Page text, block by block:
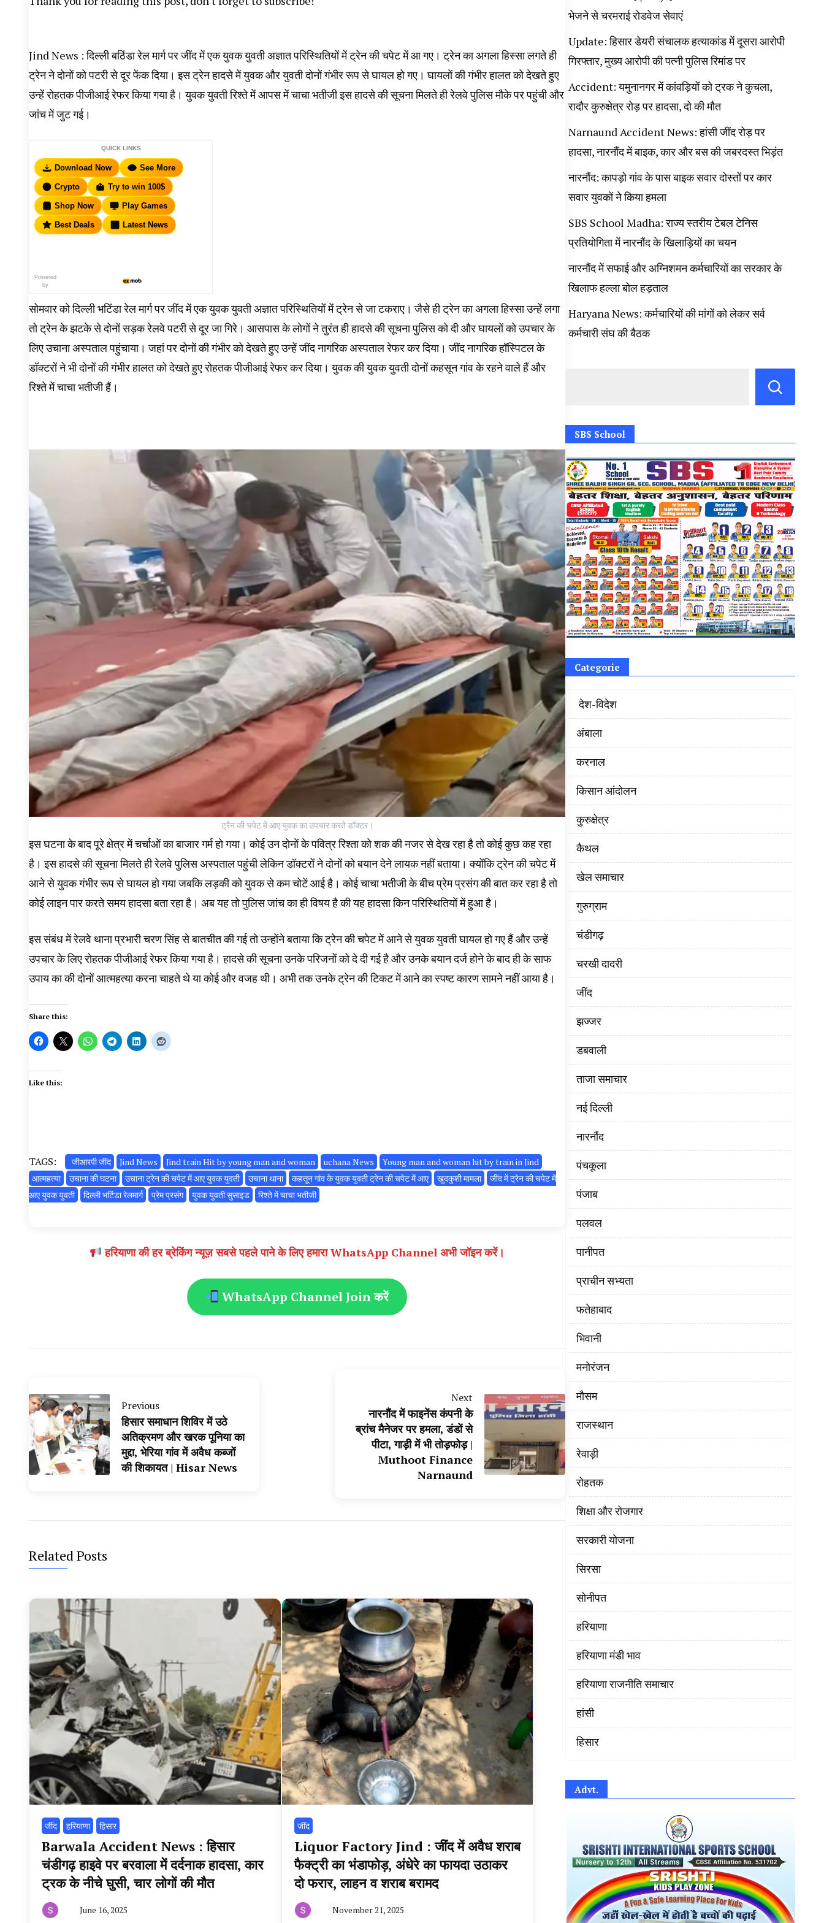
Jind News : दिल्ली बठिंडा रेल मार्ग पर जींद में एक युवक युवती अज्ञात परिस्थितियों में ट्रेन की चपेट में आ गए। ट्रेन का अगला हिस्सा लगते ही
ट्रेन ने दोनों को पटरी से दूर फेंक दिया। इस ट्रेन हादसे में युवक और युवती दोनों गंभीर रूप से घायल हो गए। घायलों की गंभीर हालत को देखते हुए
उन्हें रोहतक पीजीआई रेफर किया गया है। युवक युवती रिश्ते में आपस में चाचा भतीजी इस हादसे की सूचना मिलते ही रेलवे पुलिस मौके पर पहुंची और
जांच में जुट गई।
QUICK LINKS
Download Now See More
Crypto Try to win 100$
Shop Now Play Games
Best Deals Latest News
Powered
by
सोमवार को दिल्ली भटिंडा रेल मार्ग पर जींद में एक युवक युवती अज्ञात परिस्थितियों में ट्रेन से जा टकराए। जैसे ही ट्रेन का अगला हिस्सा उन्हें लगा
तो ट्रेन के झटके से दोनों सड़क रेलवे पटरी से दूर जा गिरे। आसपास के लोगों ने तुरंत ही हादसे की सूचना पुलिस को दी और घायलों को उपचार के
लिए उचाना अस्पताल पहुंचाया। जहां पर दोनों की गंभीर को देखते हुए उन्हें जींद नागरिक अस्पताल रेफर कर दिया। जींद नागरिक हॉस्पिटल के
डॉक्टरों ने भी दोनों की गंभीर हालत को देखते हुए रोहतक पीजीआई रेफर कर दिया। युवक की युवक युवती दोनों कहसून गांव के रहने वाले हैं और
रिश्ते में चाचा भतीजी हैं।
ट्रैन की चपेट में आए युवक का उपचार करते डॉक्टर।
इस घटना के बाद पूरे क्षेत्र में चर्चाओं का बाजार गर्म हो गया। कोई उन दोनों के पवित्र रिश्ता को शक की नजर से देख रहा है तो कोई कुछ कह रहा
है। इस हादसे की सूचना मिलते ही रेलवे पुलिस अस्पताल पहुंची लेकिन डॉक्टरों ने दोनों को बयान देने लायक नहीं बताया। क्योंकि ट्रेन की चपेट में
आने से युवक गंभीर रूप से घायल हो गया जबकि लड़की को युवक से कम चोटें आई है। कोई चाचा भतीजी के बीच प्रेम प्रसंग की बात कर रहा है तो
कोई लाइन पार करते समय हादसा बता रहा है। अब यह तो पुलिस जांच का ही विषय है की यह हादसा किन परिस्थितियों में हुआ है।
इस संबंध में रेलवे थाना प्रभारी चरण सिंह से बातचीत की गई तो उन्होंने बताया कि ट्रेन की चपेट में आने से युवक युवती घायल हो गए हैं और उन्हें
उपचार के लिए रोहतक पीजीआई रेफर किया गया है। हादसे की सूचना उनके परिजनों को दे दी गई है और उनके बयान दर्ज होने के बाद ही के साफ
उपाय का की दोनों आत्महत्या करना चाहते थे या कोई और वजह थी। अभी तक उनके ट्रेन की टिकट में आने का स्पष्ट कारण सामने नहीं आया है।
Share this:
Like this:
TAGS: जीआरपी जींद Jind News Jind train Hit by young man and woman uchana News
Young man and woman hit by train in Jind
आत्महत्या
उचाना की घटना उचाना ट्रेन की चपेट में आए युवक युवती उचाना थाना कहसून गांव के युवक युवती ट्रेन की चपेट में आए खुदकुशी मामला
जींद में ट्रेन की चपेट में
आए युवक युवती
दिल्ली भटिंडा रेलमार्ग प्रेम प्रसंग युवक युवती सुसाइड रिश्ते में चाचा भतीजी
हरियाणा की हर ब्रेकिंग न्यूज़ सबसे पहले पाने के लिए हमारा WhatsApp Channel अभी जॉइन करें।
WhatsApp Channel Join करें
Previous
हिसार समाधान शिविर में उठे
अतिक्रमण और खरक पूनिया का
मुद्दा, भेरिया गांव में अवैध कब्जों
की शिकायत | Hisar News
Next
नारनौंद में फाइनेंस कंपनी के
ब्रांच मैनेजर पर हमला, डंडों से
पीटा, गाड़ी में भी तोड़फोड़ |
Muthoot Finance
Narnaund
Related Posts
‌जींद हरियाणा हिसार
Barwala Accident News : हिसार
चंडीगढ़ हाइवे पर बरवाला में दर्दनाक हादसा, कार
ट्रक के नीचे घुसी, चार लोगों की मौत
June 16, 2025
‌जींद
Liquor Factory Jind : जींद में अवैध शराब
फैक्ट्री का भंडाफोड़, अंधेरे का फायदा उठाकर
दो फरार, लाहन व शराब बरामद
November 21, 2025
भेजने से चरमराई रोडवेज सेवाएं
Update: हिसार डेयरी संचालक हत्याकांड में दूसरा आरोपी
गिरफ्तार, मुख्य आरोपी की पत्नी पुलिस रिमांड पर
Accident: यमुनानगर में कांवड़ियों को ट्रक ने कुचला,
रादौर कुरुक्षेत्र रोड़ पर हादसा, दो की मौत
Narnaund Accident News: हांसी जींद रोड़ पर
हादसा, नारनौंद में बाइक, कार और बस की जबरदस्त भिड़ंत
नारनौंद: कापड़ो गांव के पास बाइक सवार दोस्तों पर कार
सवार युवकों ने किया हमला
SBS School Madha: राज्य स्तरीय टेबल टेनिस
प्रतियोगिता में नारनौंद के खिलाड़ियों का चयन
नारनौंद में सफाई और अग्निशमन कर्मचारियों का सरकार के
खिलाफ हल्ला बोल हड़ताल
Haryana News: कर्मचारियों की मांगों को लेकर सर्व
कर्मचारी संघ की बैठक
SBS School
Categorie
‌ देश-विदेश
अंबाला
करनाल
किसान आंदोलन
कुरुक्षेत्र
कैथल
खेल समाचार
गुरुग्राम
चंडीगढ़
चरखी दादरी
‌जींद
झज्जर
डबवाली
ताजा समाचार
नई दिल्ली
नारनौंद
पंचकूला
पंजाब
पलवल
पानीपत
प्राचीन सभ्यता
फतेहाबाद
भिवानी
मनोरंजन
मौसम
राजस्थान
रेवाड़ी
रोहतक
शिक्षा और रोजगार
सरकारी योजना
सिरसा
सोनीपत
हरियाणा
हरियाणा मंडी भाव
हरियाणा राजनीति समाचार
हांसी
हिसार
Advt.